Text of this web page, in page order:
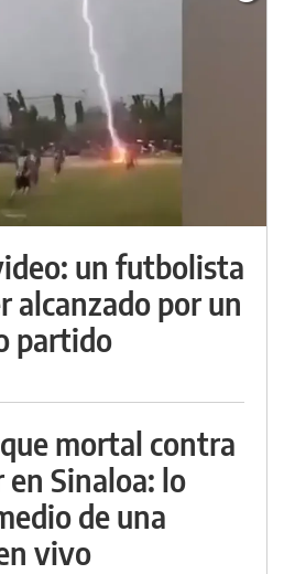
un futbolista
alcanzado por un
partido
mortal contra
Sinaloa: lo
de una
vivo